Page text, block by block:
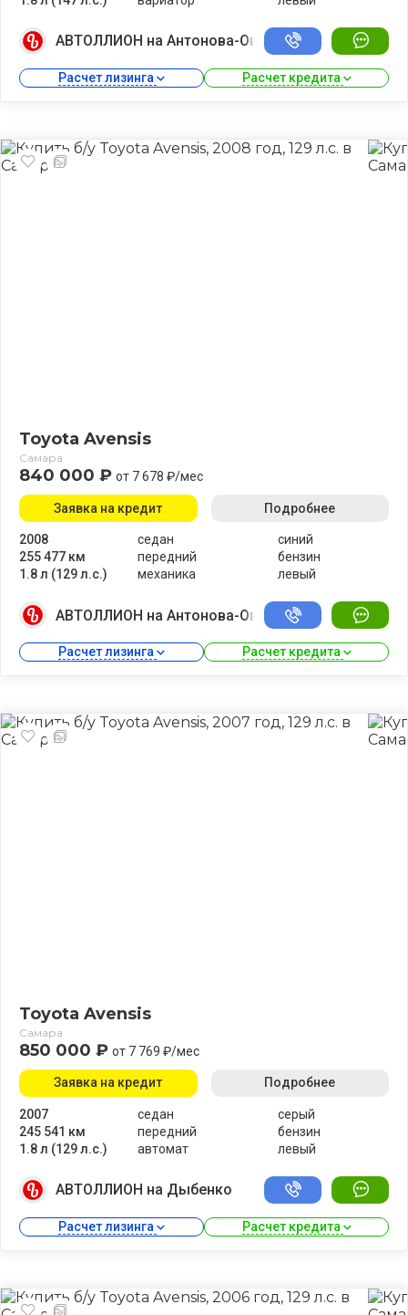
АВТОЛЛИОН на Антонова-Овсеенко
Расчет лизинга Расчет кредита
Toyota Avensis
Самара
840 000 ₽ от 7 678 ₽/мес
2008
255 477 км
1.8 л (129 л.с.)
седан
передний
механика
синий
бензин
левый
Заявка на кредит Подробнее
АВТОЛЛИОН на Антонова-Овсеенко
Расчет лизинга Расчет кредита
Toyota Avensis
Самара
850 000 ₽ от 7 769 ₽/мес
2007
245 541 км
1.8 л (129 л.с.)
седан
передний
автомат
серый
бензин
левый
Заявка на кредит Подробнее
АВТОЛЛИОН на Дыбенко
Расчет лизинга Расчет кредита